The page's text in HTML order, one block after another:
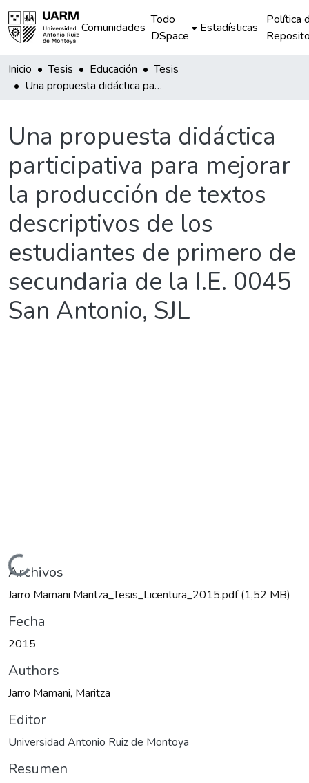
Comunidades
Todo
DSpace
Estadísticas
Política
Inicio Tesis Educación
Tesis
Una propuesta didáctica participativa para mejorar la producción de textos descriptivos de los estudiantes de primero de secundaria de la I.E. 0045 San Antonio, SJL
Una propuesta didáctica
participativa para mejorar
la producción de textos
descriptivos de los
estudiantes de primero de
secundaria de la I.E. 0045
San Antonio, SJL
Cargando...
Archivos
Jarro Mamani Maritza_Tesis_Licentura_2015.pdf(1,52 MB)
Fecha
2015
Authors
Jarro Mamani, Maritza
Editor
Universidad Antonio Ruiz de Montoya
Resumen